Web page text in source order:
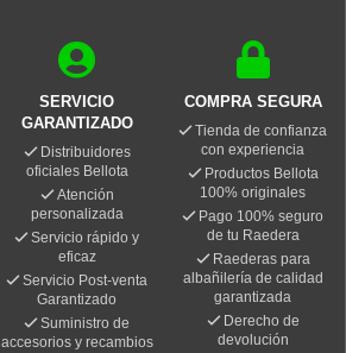
SERVICIO
GARANTIZADO
Distribuidores
oficiales Bellota
Atención
personalizada
Servicio rápido y
eficaz
Servicio Post-venta
Garantizado
Suministro de
accesorios y recambios
COMPRA SEGURA
Tienda de confianza
con experiencia
Productos Bellota
100% originales
Pago 100% seguro
de tu Raedera
Raederas para
albañilería de calidad
garantizada
Derecho de
devolución